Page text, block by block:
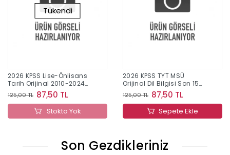
Tükendi
2026 KPSS Lise-Önlisans
Tarih Orijinal 2010-2024
Konu Konu Çıkmış Sorular
125,00 TL 87,50 TL
Stokta Yok
2026 KPSS TYT MSÜ
Orijinal Dil Bilgisi Son 15
Yıl Çıkmış Sorular
125,00 TL 87,50 TL
Sepete Ekle
Son Gezdikleriniz